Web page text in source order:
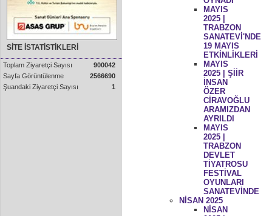
SİTE İSTATİSTİKLERİ
Toplam Ziyaretçi Sayısı
900042
Sayfa Görüntülenme
2566690
Şuandaki Ziyaretçi Sayısı
1
MAYIS
2025 |
TRABZON
SANATEVİ'NDE
19 MAYIS
ETKİNLİKLERİ
MAYIS
2025 | ŞİİR
İNSAN
ÖZER
CİRAVOĞLU
ARAMIZDAN
AYRILDI
MAYIS
2025 |
TRABZON
DEVLET
TİYATROSU
FESTİVAL
OYUNLARI
SANATEVİNDE
NİSAN 2025
NİSAN